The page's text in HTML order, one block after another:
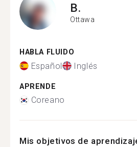
B.
Ottawa
HABLA FLUIDO
Español Inglés
APRENDE
Coreano
Mis objetivos de